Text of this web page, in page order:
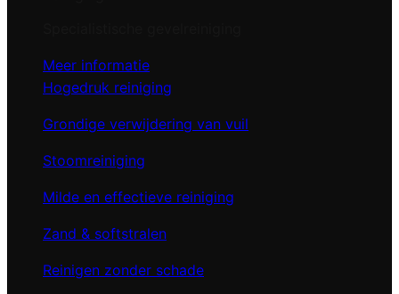
Meer informatie
Hogedruk reiniging
Grondige verwijdering van vuil
Stoomreiniging
Milde en effectieve reiniging
Zand & softstralen
Reinigen zonder schade